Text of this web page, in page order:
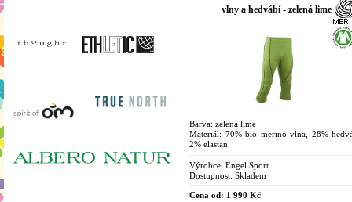
vlny a hedvábí - zelená lime
Barva: zelená lime
Materiál: 70% bio merino vlna, 28%
2% elastan
Výrobce: Engel Sport
Dostupnost: Skladem
Cena od: 1 990 Kč